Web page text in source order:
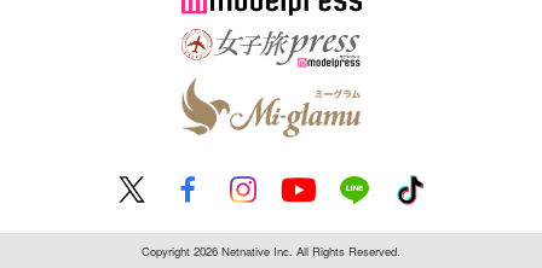
Copyright 2026 Netnative Inc. All Rights Reserved.